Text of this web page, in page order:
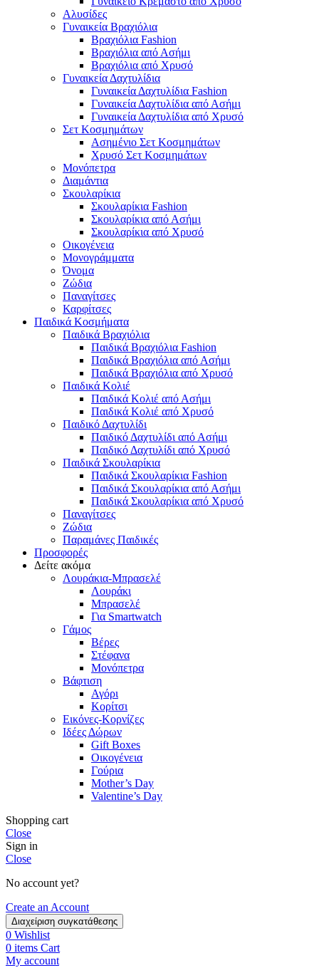
Αλυσίδες
Γυναικεία Βραχιόλια
Βραχιόλια Fashion
Βραχιόλια από Ασήμι
Βραχιόλια από Χρυσό
Γυναικεία Δαχτυλίδια
Γυναικεία Δαχτυλίδια Fashion
Γυναικεία Δαχτυλίδια από Ασήμι
Γυναικεία Δαχτυλίδια από Χρυσό
Σετ Κοσμημάτων
Ασημένιο Σετ Κοσμημάτων
Χρυσό Σετ Κοσμημάτων
Μονόπετρα
Διαμάντια
Σκουλαρίκια
Σκουλαρίκια Fashion
Σκουλαρίκια από Ασήμι
Σκουλαρίκια από Χρυσό
Οικογένεια
Μονογράμματα
Όνομα
Ζώδια
Παναγίτσες
Καρφίτσες
Παιδικά Κοσμήματα
Παιδικά Βραχιόλια
Παιδικά Βραχιόλια Fashion
Παιδικά Βραχιόλια από Ασήμι
Παιδικά Βραχιόλια από Χρυσό
Παιδικά Κολιέ
Παιδικά Κολιέ από Ασήμι
Παιδικά Κολιέ από Χρυσό
Παιδικό Δαχτυλίδι
Παιδικό Δαχτυλίδι από Ασήμι
Παιδικό Δαχτυλίδι από Χρυσό
Παιδικά Σκουλαρίκια
Παιδικά Σκουλαρίκια Fashion
Παιδικά Σκουλαρίκια από Ασήμι
Παιδικά Σκουλαρίκια από Χρυσό
Παναγίτσες
Ζώδια
Παραμάνες Παιδικές
Προσφορές
Δείτε ακόμα
Λουράκια-Μπρασελέ
Λουράκι
Μπρασελέ
Για Smartwatch
Γάμος
Βέρες
Στέφανα
Μονόπετρα
Βάφτιση
Αγόρι
Κορίτσι
Εικόνες-Κορνίζες
Ιδέες Δώρων
Gift Boxes
Οικογένεια
Γούρια
Mother’s Day
Valentine’s Day
Shopping cart
Close
Sign in
Close
No account yet?
Create an Account
Διαχείριση συγκατάθεσης
0 Wishlist
0 items Cart
My account